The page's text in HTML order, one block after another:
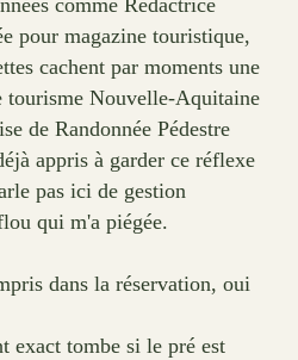
pour magazine touristique,
cachent par moments une
Nouvelle-Aquitaine
de Randonnée Pédestre
appris à garder ce réflexe
pas ici de gestion
qui m'a piégée.
dans la réservation, oui
exact tombe si le pré est